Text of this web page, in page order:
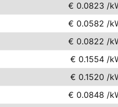
€ 0.0823 /
€ 0.0582 /
€ 0.0822 /
€ 0.1554 /
€ 0.1520 /
€ 0.0848 /